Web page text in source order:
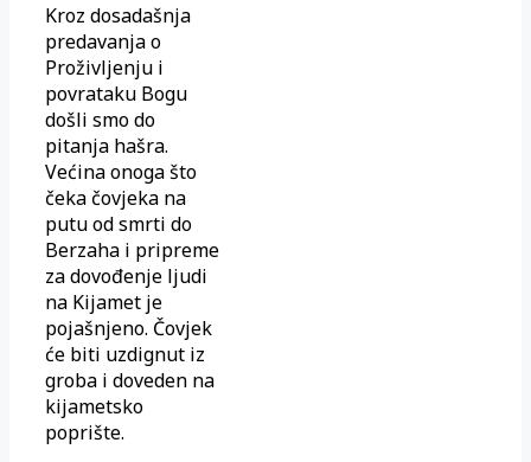
Kroz dosadašnja
predavanja o
Proživljenju i
povrataku Bogu
došli smo do
pitanja hašra.
Većina onoga što
čeka čovjeka na
putu od smrti do
Berzaha i pripreme
za dovođenje ljudi
na Kijamet je
pojašnjeno. Čovjek
će biti uzdignut iz
groba i doveden na
kijametsko
poprište.